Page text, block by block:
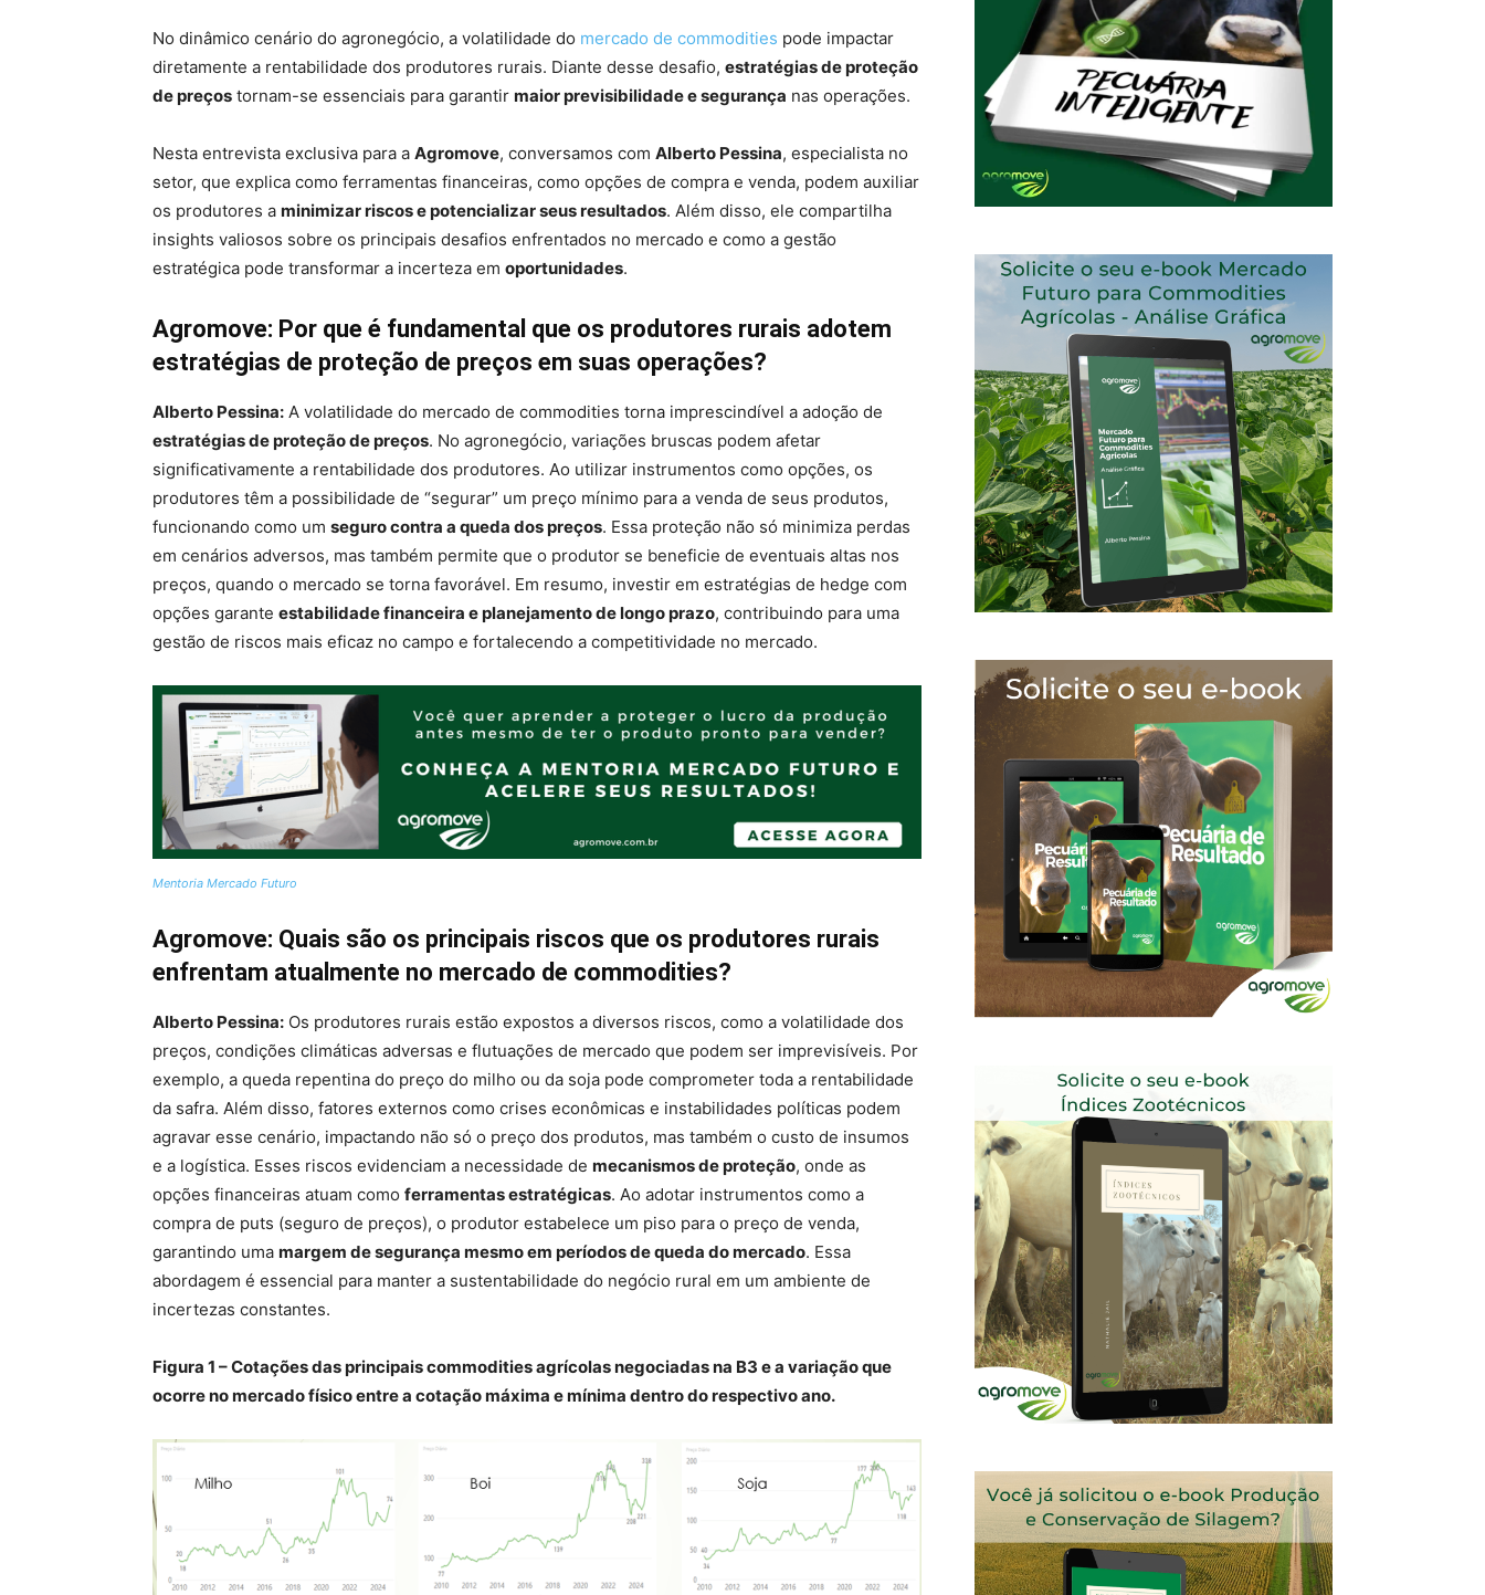
No dinâmico cenário do agronegócio, a volatilidade do mercado de commodities pode impactar
diretamente a rentabilidade dos produtores rurais. Diante desse desafio, estratégias de proteção
de preços tornam-se essenciais para garantir maior previsibilidade e segurança nas operações.
Nesta entrevista exclusiva para a Agromove, conversamos com Alberto Pessina, especialista no
setor, que explica como ferramentas financeiras, como opções de compra e venda, podem auxiliar
os produtores a minimizar riscos e potencializar seus resultados. Além disso, ele compartilha
insights valiosos sobre os principais desafios enfrentados no mercado e como a gestão
estratégica pode transformar a incerteza em oportunidades.
Agromove: Por que é fundamental que os produtores rurais adotem
estratégias de proteção de preços em suas operações?
Alberto Pessina: A volatilidade do mercado de commodities torna imprescindível a adoção de
estratégias de proteção de preços. No agronegócio, variações bruscas podem afetar
significativamente a rentabilidade dos produtores. Ao utilizar instrumentos como opções, os
produtores têm a possibilidade de “segurar” um preço mínimo para a venda de seus produtos,
funcionando como um seguro contra a queda dos preços. Essa proteção não só minimiza perdas
em cenários adversos, mas também permite que o produtor se beneficie de eventuais altas nos
preços, quando o mercado se torna favorável. Em resumo, investir em estratégias de hedge com
opções garante estabilidade financeira e planejamento de longo prazo, contribuindo para uma
gestão de riscos mais eficaz no campo e fortalecendo a competitividade no mercado.
Mentoria Mercado Futuro
Agromove: Quais são os principais riscos que os produtores rurais
enfrentam atualmente no mercado de commodities?
Alberto Pessina: Os produtores rurais estão expostos a diversos riscos, como a volatilidade dos
preços, condições climáticas adversas e flutuações de mercado que podem ser imprevisíveis. Por
exemplo, a queda repentina do preço do milho ou da soja pode comprometer toda a rentabilidade
da safra. Além disso, fatores externos como crises econômicas e instabilidades políticas podem
agravar esse cenário, impactando não só o preço dos produtos, mas também o custo de insumos
e a logística. Esses riscos evidenciam a necessidade de mecanismos de proteção, onde as
opções financeiras atuam como ferramentas estratégicas. Ao adotar instrumentos como a
compra de puts (seguro de preços), o produtor estabelece um piso para o preço de venda,
garantindo uma margem de segurança mesmo em períodos de queda do mercado. Essa
abordagem é essencial para manter a sustentabilidade do negócio rural em um ambiente de
incertezas constantes.
Figura 1 – Cotações das principais commodities agrícolas negociadas na B3 e a variação que
ocorre no mercado físico entre a cotação máxima e mínima dentro do respectivo ano.